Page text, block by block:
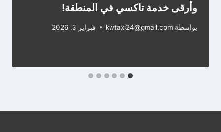
وأرقى خدمة تاكسي في المنطقة!
بواسطة kwtaxi24@gmail.com فبراير 3, 2026